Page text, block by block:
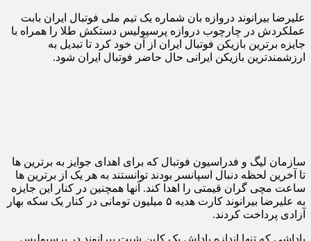
علیرضا بیرانوند دروازه بان شماره یک تیم ملی فوتبال ایران بابت
عملکردش در چارچوب دروازه پرسپولیس دستکش طلا را همراه با
جایزه برترین بازیکن فوتبال ایران از آن خود کرد تا تبدیل به
ارزشمندترین بازیکن ایرانی حال حاضر فوتبال ایران شود.
سازمان لیگ و فدراسیون فوتبال که برای اهدای جوایز به برترین ها
تا آخرین لحظه دنبال اسپانسر بودند توانستند به هر یک از برترین ها
ساعت مچی گران قیمتی را اهدا کند. آنها همچنین در کنار این جایزه
به علیرضا بیرانوند کارت هدیه ۵ میلیون تومانی در کنار یک سکه بهار
آزادی پرداخت کردند.
پاداشی که تنها اندازه پاداش یک کلین شیت بیرانوند در پرسپولیس